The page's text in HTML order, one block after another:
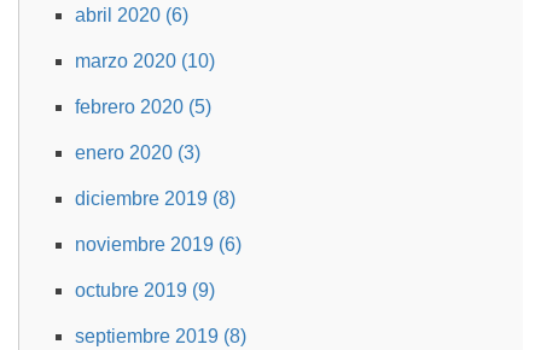
abril 2020 (6)
marzo 2020 (10)
febrero 2020 (5)
enero 2020 (3)
diciembre 2019 (8)
noviembre 2019 (6)
octubre 2019 (9)
septiembre 2019 (8)